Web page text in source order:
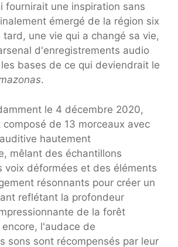
fournirait une inspiration sans
émergé de la région six
tard, une vie qui a changé sa vie,
d'enregistrements audio
bases de ce qui deviendrait le
.
le 4 décembre 2020,
composé de 13 morceaux avec
hautement
mêlant des échantillons
voix déformées et des éléments
résonnants pour créer un
reflétant la profondeur
de la forêt
l'audace de
sons sont récompensés par leur